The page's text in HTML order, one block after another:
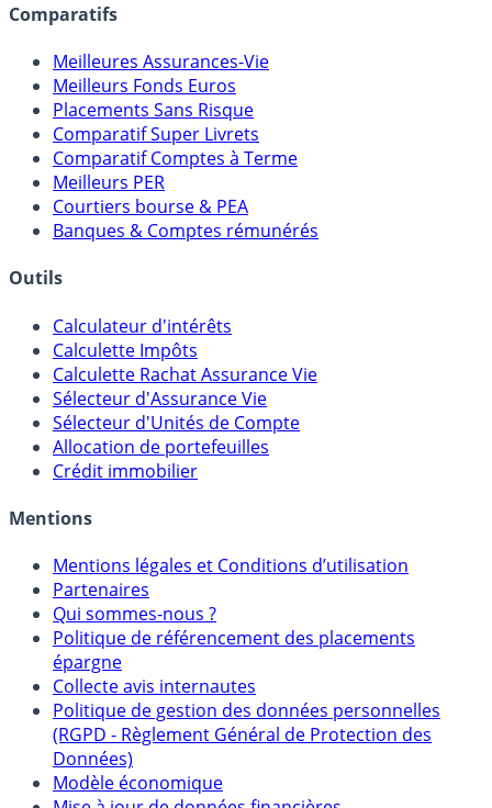
Comparatifs
Meilleures Assurances-Vie
Meilleurs Fonds Euros
Placements Sans Risque
Comparatif Super Livrets
Comparatif Comptes à Terme
Meilleurs PER
Courtiers bourse & PEA
Banques & Comptes rémunérés
Outils
Calculateur d'intérêts
Calculette Impôts
Calculette Rachat Assurance Vie
Sélecteur d'Assurance Vie
Sélecteur d'Unités de Compte
Allocation de portefeuilles
Crédit immobilier
Mentions
Mentions légales et Conditions d’utilisation
Partenaires
Qui sommes-nous ?
Politique de référencement des placements
épargne
Collecte avis internautes
Politique de gestion des données personnelles
(RGPD - Règlement Général de Protection des
Données)
Modèle économique